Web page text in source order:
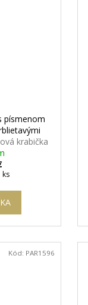
písmenom
krabička
ks
Kód: PAR1596